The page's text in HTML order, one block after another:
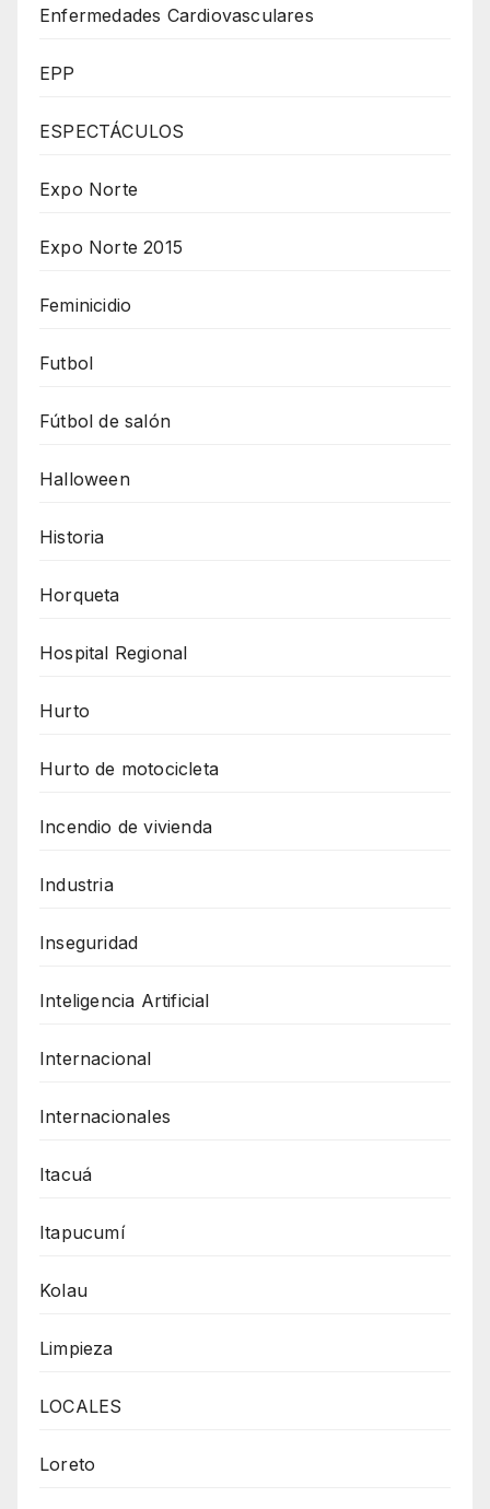
Enfermedades Cardiovasculares
EPP
ESPECTÁCULOS
Expo Norte
Expo Norte 2015
Feminicidio
Futbol
Fútbol de salón
Halloween
Historia
Horqueta
Hospital Regional
Hurto
Hurto de motocicleta
Incendio de vivienda
Industria
Inseguridad
Inteligencia Artificial
Internacional
Internacionales
Itacuá
Itapucumí
Kolau
Limpieza
LOCALES
Loreto